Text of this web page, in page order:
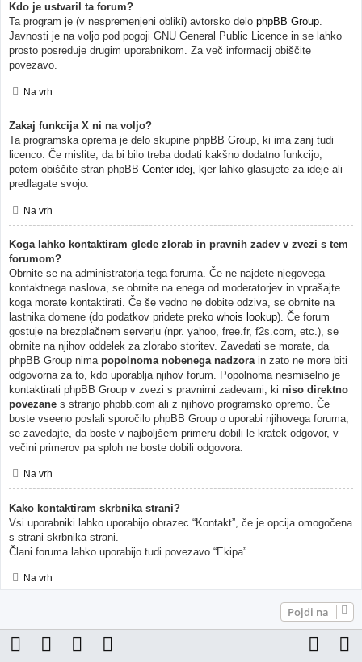
Kdo je ustvaril ta forum?
Ta program je (v nespremenjeni obliki) avtorsko delo phpBB Group.
Javnosti je na voljo pod pogoji GNU General Public Licence in se lahko
prosto posreduje drugim uporabnikom. Za več informacij obiščite
povezavo.
Na vrh
Zakaj funkcija X ni na voljo?
Ta programska oprema je delo skupine phpBB Group, ki ima zanj tudi
licenco. Če mislite, da bi bilo treba dodati kakšno dodatno funkcijo,
potem obiščite stran phpBB Center idej, kjer lahko glasujete za ideje ali
predlagate svojo.
Na vrh
Koga lahko kontaktiram glede zlorab in pravnih zadev v zvezi s tem
forumom?
Obrnite se na administratorja tega foruma. Če ne najdete njegovega
kontaktnega naslova, se obrnite na enega od moderatorjev in vprašajte
koga morate kontaktirati. Če še vedno ne dobite odziva, se obrnite na
lastnika domene (do podatkov pridete preko whois lookup). Če forum
gostuje na brezplačnem serverju (npr. yahoo, free.fr, f2s.com, etc.), se
obrnite na njihov oddelek za zlorabo storitev. Zavedati se morate, da
phpBB Group nima popolnoma nobenega nadzora in zato ne more biti
odgovorna za to, kdo uporablja njihov forum. Popolnoma nesmiselno je
kontaktirati phpBB Group v zvezi s pravnimi zadevami, ki niso direktno
povezane s stranjo phpbb.com ali z njihovo programsko opremo. Če
boste vseeno poslali sporočilo phpBB Group o uporabi njihovega foruma,
se zavedajte, da boste v najboljšem primeru dobili le kratek odgovor, v
večini primerov pa sploh ne boste dobili odgovora.
Na vrh
Kako kontaktiram skrbnika strani?
Vsi uporabniki lahko uporabijo obrazec “Kontakt”, če je opcija omogočena
s strani skrbnika strani.
Člani foruma lahko uporabijo tudi povezavo “Ekipa”.
Na vrh
Pojdi na